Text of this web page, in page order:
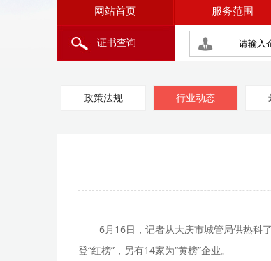
网站首页 服务范围
证书查询
政策法规 行业动态
6月16日，记者从大庆市城管局供热科
登“红榜”，另有14家为“黄榜”企业。